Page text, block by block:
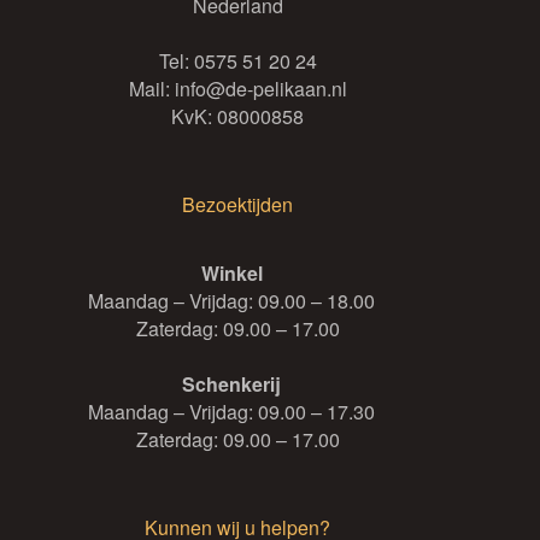
Tel: 0575 51 20 24
Mail: info@de-pelikaan.nl
KvK: 08000858
Bezoektijden
Winkel
Maandag – Vrijdag: 09.00 – 18.00
Zaterdag: 09.00 – 17.00
Schenkerij
Maandag – Vrijdag: 09.00 – 17.30
Zaterdag: 09.00 – 17.00
Kunnen wij u helpen?